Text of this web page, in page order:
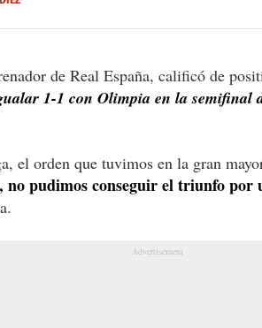
de Real España, calificó de
1-1 con Olimpia en la semifinal
el orden que tuvimos en la gran
no pudimos conseguir el triunfo